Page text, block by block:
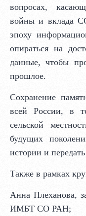
вопросах,
войны и вклада
эпоху
опираться на
данные, чтобы
прошлое.
Сохранение
всей России, в
сельской
будущих
истории и
Также в рамках
Анна Плеханова,
ИМБТ СО РАН;